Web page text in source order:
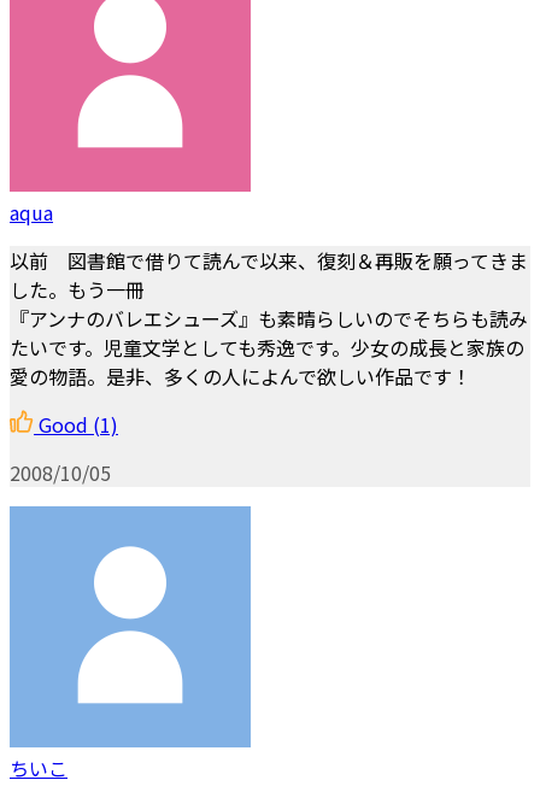
aqua
以前 図書館で借りて読んで以来、復刻＆再販を願ってきま
した。もう一冊
『アンナのバレエシューズ』も素晴らしいのでそちらも読み
たいです。児童文学としても秀逸です。少女の成長と家族の
愛の物語。是非、多くの人によんで欲しい作品です！
Good (1)
2008/10/05
ちいこ